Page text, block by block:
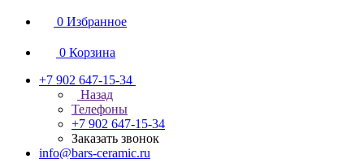
0 Избранное
0 Корзина
+7 902 647-15-34
Назад
Телефоны
+7 902 647-15-34
Заказать звонок
info@bars-ceramic.ru